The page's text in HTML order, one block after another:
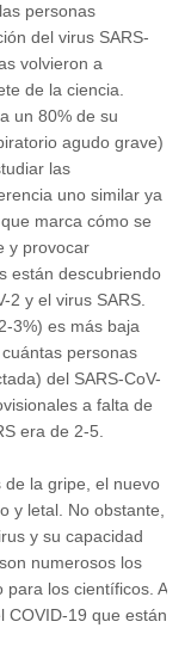
personas
del virus SARS-
volvieron a
de la ciencia.
un 80% de su
agudo grave)
las
uno similar ya
marca cómo se
y provocar
están descubriendo
2 y el virus SARS.
3%) es más baja
personas
del SARS-CoV-
a falta de
era de 2-5.
de la gripe, el nuevo
y letal. No obstante,
y su capacidad
numerosos los
para los científicos. A
COVID-19 que están